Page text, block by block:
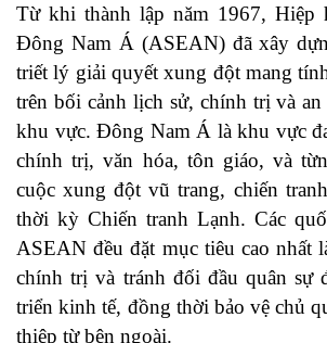
Từ khi thành lập năm 1967, Hiệp
Đông Nam Á (ASEAN) đã xây
triết lý giải quyết xung đột mang
trên bối cảnh lịch sử, chính trị và
khu vực. Đông Nam Á là khu vực
chính trị, văn hóa, tôn giáo, và
cuộc xung đột vũ trang, chiến
thời kỳ Chiến tranh Lạnh. Các
ASEAN đều đặt mục tiêu cao nhất
chính trị và tránh đối đầu quân sự
triển kinh tế, đồng thời bảo vệ chủ
thiệp từ bên ngoài.